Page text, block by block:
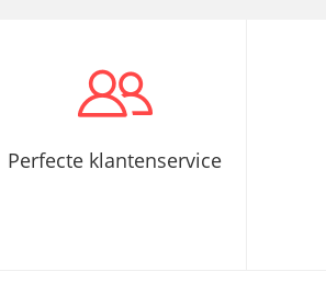
Perfecte klantenservice